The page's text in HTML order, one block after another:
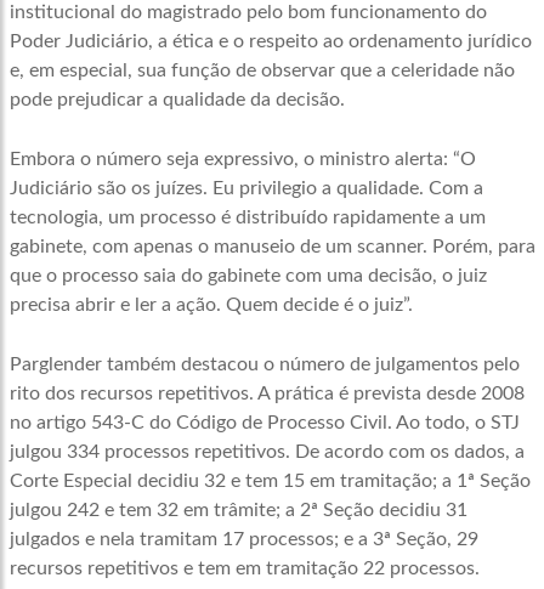
institucional do magistrado pelo bom funcionamento do
Poder Judiciário, a ética e o respeito ao ordenamento jurídico
e, em especial, sua função de observar que a celeridade não
pode prejudicar a qualidade da decisão.
Embora o número seja expressivo, o ministro alerta: “O
Judiciário são os juízes. Eu privilegio a qualidade. Com a
tecnologia, um processo é distribuído rapidamente a um
gabinete, com apenas o manuseio de um scanner. Porém, para
que o processo saia do gabinete com uma decisão, o juiz
precisa abrir e ler a ação. Quem decide é o juiz”.
Parglender também destacou o número de julgamentos pelo
rito dos recursos repetitivos. A prática é prevista desde 2008
no artigo 543-C do Código de Processo Civil. Ao todo, o STJ
julgou 334 processos repetitivos. De acordo com os dados, a
Corte Especial decidiu 32 e tem 15 em tramitação; a 1ª Seção
julgou 242 e tem 32 em trâmite; a 2ª Seção decidiu 31
julgados e nela tramitam 17 processos; e a 3ª Seção, 29
recursos repetitivos e tem em tramitação 22 processos.